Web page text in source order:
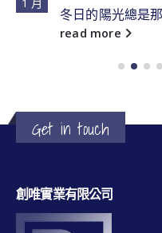
冬日的陽光總是
read more
Get in touch
創唯實業有限公司